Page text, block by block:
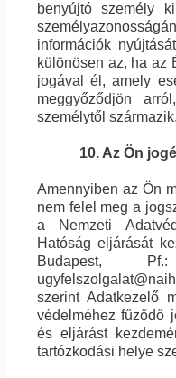
benyújtó személy
információk
különösen az, ha az
jogával él, amely
meggyőződjön
személytől származik.
10. Az Ön
Amennyiben az Ön
nem felel meg a
a Nemzeti
Hatóság eljárását
Budapest,
szerint Adatkezelő
védelméhez fűződő
és eljárást
tartózkodási helye